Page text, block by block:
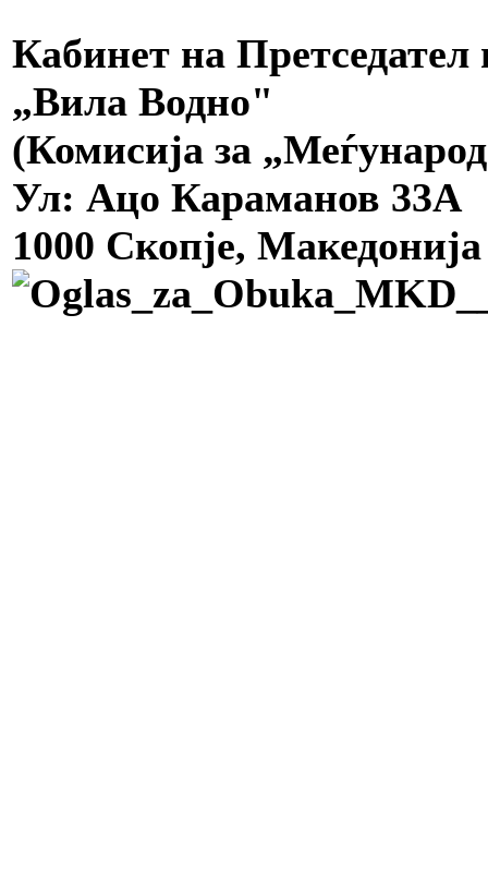
Кабинет на
„Вила Водно"
(Комисија за
Ул: Ацо Караманов 33А
1000 Скопје, Македонија